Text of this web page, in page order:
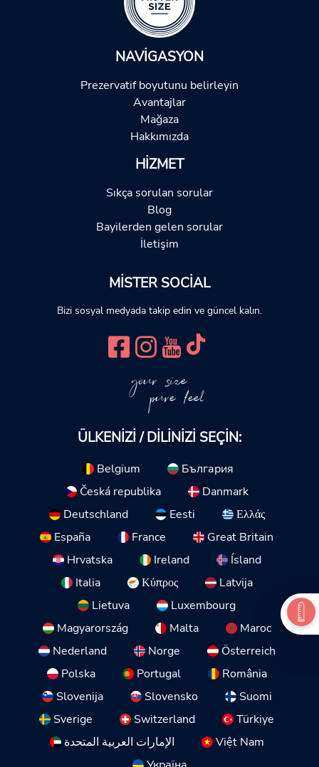
NAVIGASYON
Prezervatif boyutunu belirleyin
Avantajlar
Mağaza
Hakkımızda
HIZMET
Sıkça sorulan sorular
Blog
Bayilerden gelen sorular
İletişim
MISTER SOCIAL
Bizi sosyal medyada takip edin ve güncel kalın.
your size
pure feel
ÜLKENIZI / DILINIZI SEÇIN:
Belgium
България
Česká republika
Danmark
Deutschland
Eesti
Ελλάς
España
France
Great Britain
Hrvatska
Ireland
Ísland
Italia
Κύπρος
Latvija
Lietuva
Luxembourg
Magyarország
Malta
Maroc
Nederland
Norge
Österreich
Polska
Portugal
România
Slovenija
Slovensko
Suomi
Sverige
Switzerland
Türkiye
الإمارات العربية المتحدة
Việt Nam